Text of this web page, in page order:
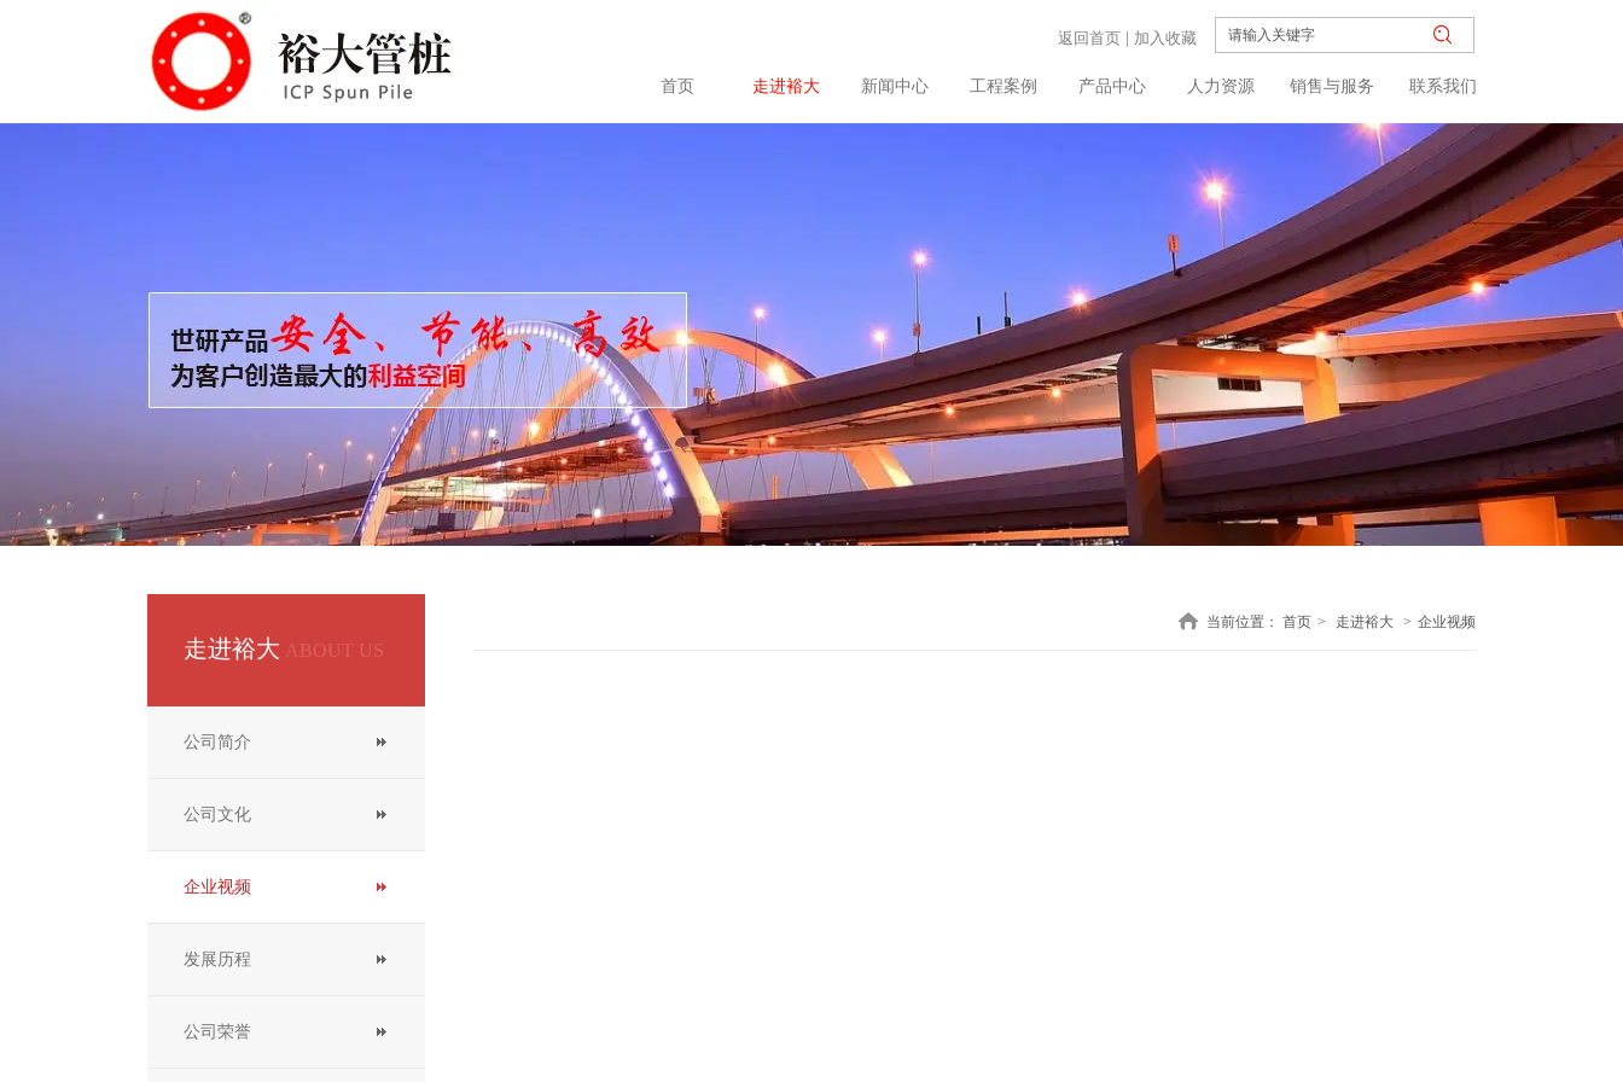
返回首页 加入收藏
首页 走进裕大 新闻中心 工程案例 产品中心 人力资源 销售与服务 联系我们
走进裕大 ABOUT US
公司简介
公司文化
企业视频
发展历程
公司荣誉
当前位置： 首页 > 走进裕大 > 企业视频